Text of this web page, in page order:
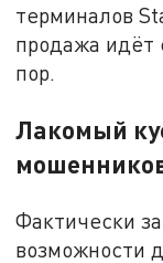
терминалов
продажа идёт
пор.
Лакомый
Фактически
возможности